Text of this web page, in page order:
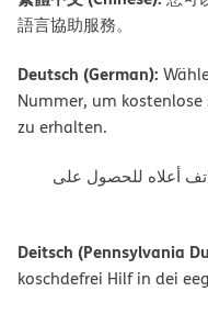
語言協助服務。
Deutsch (German):
Nummer, um
zu erhalten.
أﻋﻼه ﻟﻠﺤﺼﻮل ﻋﻠﻰ
Deitsch (Pennsylvania
koschdefrei Hilf in dei